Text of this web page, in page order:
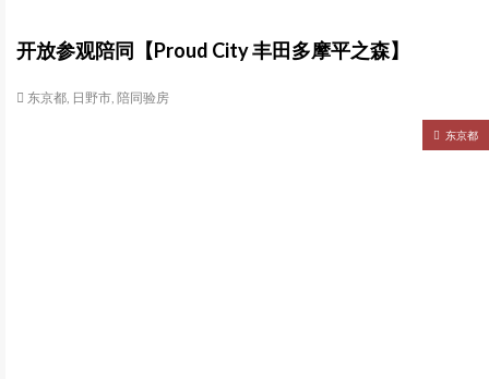
开放参观陪同【Proud City 丰田多摩平之森】
东京都, 日野市, 陪同验房
东京都